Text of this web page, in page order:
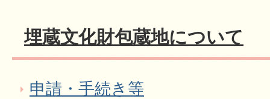
埋蔵文化財包蔵地について
申請・手続き等